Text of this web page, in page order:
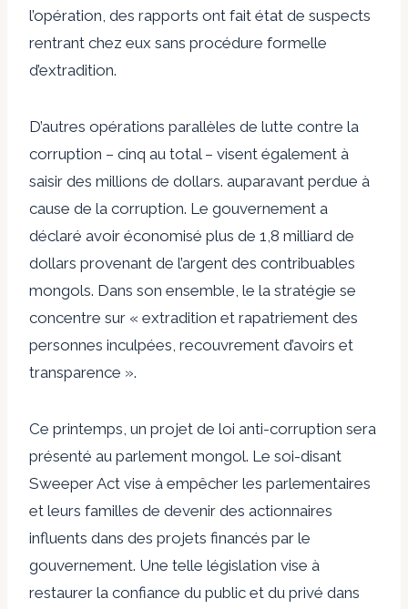
l’opération, des rapports ont fait état de suspects
rentrant chez eux sans procédure formelle
d’extradition.
D’autres opérations parallèles de lutte contre la
corruption – cinq au total – visent également à
saisir des millions de dollars. auparavant perdue à
cause de la corruption. Le gouvernement a
déclaré avoir économisé plus de 1,8 milliard de
dollars provenant de l’argent des contribuables
mongols. Dans son ensemble, le la stratégie se
concentre sur « extradition et rapatriement des
personnes inculpées, recouvrement d’avoirs et
transparence ».
Ce printemps, un projet de loi anti-corruption sera
présenté au parlement mongol. Le soi-disant
Sweeper Act vise à empêcher les parlementaires
et leurs familles de devenir des actionnaires
influents dans des projets financés par le
gouvernement. Une telle législation vise à
restaurer la confiance du public et du privé dans